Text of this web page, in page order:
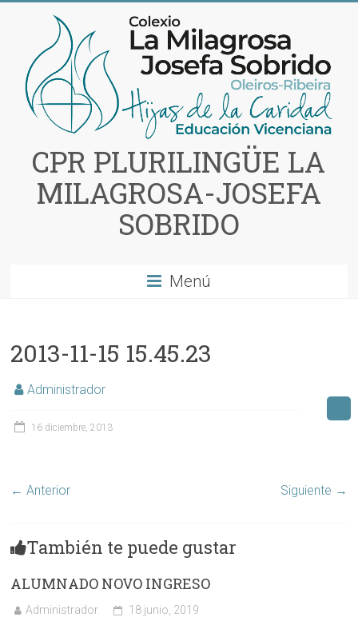
contenido
CPR PLURILINGÜE LA
MILAGROSA-JOSEFA
SOBRIDO
Menú
2013-11-15 15.45.23
Administrador
16 diciembre, 2013
← Anterior Siguiente →
También te puede gustar
ALUMNADO NOVO INGRESO
Administrador 18 junio, 2019